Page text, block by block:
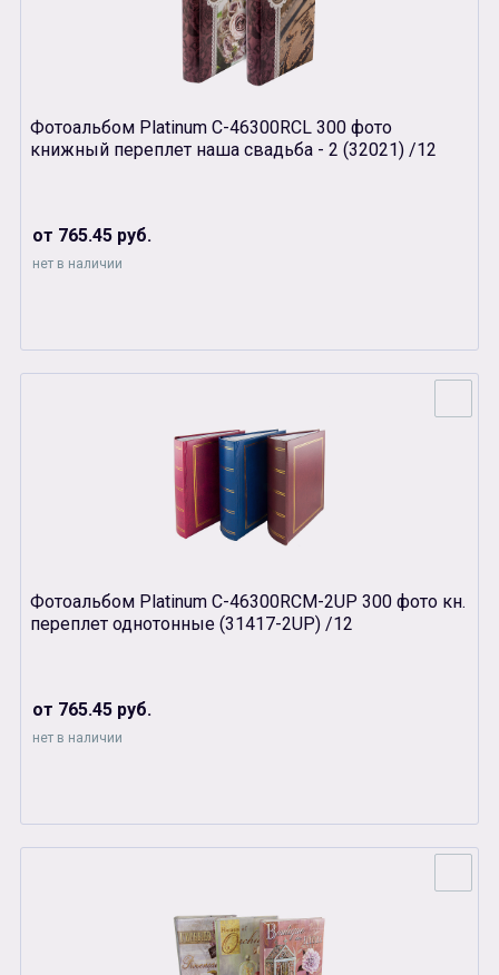
Фотоальбом Platinum С-46300RCL 300 фото
книжный переплет наша свадьба - 2 (32021) /12
от 765.45 руб.
нет в наличии
Фотоальбом Platinum C-46300RCM-2UP 300 фото кн.
переплет однотонные (31417-2UP) /12
от 765.45 руб.
нет в наличии